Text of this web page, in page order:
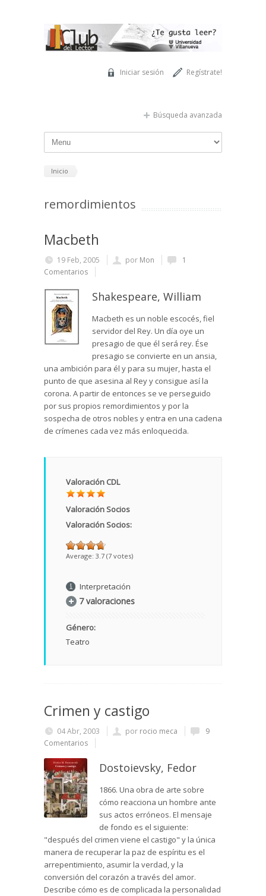
Regístrate!
Iniciar sesión
Búsqueda avanzada
Inicio
remordimientos
Macbeth
19 Feb, 2005 por Mon
1
Comentarios
Shakespeare, William
Macbeth es un noble escocés, fiel
servidor del Rey. Un día oye un
presagio de que él será rey. Ése
presagio se convierte en un ansia,
una ambición para él y para su mujer, hasta el
punto de que asesina al Rey y consigue así la
corona. A partir de entonces se ve perseguido
por sus propios remordimientos y por la
sospecha de otros nobles y entra en una cadena
de crímenes cada vez más enloquecida.
Valoración CDL
Valoración Socios
Valoración Socios:
Average: 3.7 (7 votes)
Interpretación
7 valoraciones
Género:
Teatro
Crimen y castigo
04 Abr, 2003 por rocio meca
9
Comentarios
Dostoievsky, Fedor
1866. Una obra de arte sobre
cómo reacciona un hombre ante
sus actos erróneos. El mensaje
de fondo es el siguiente:
"después del crimen viene el castigo" y la única
manera de recuperar la paz de espíritu es el
arrepentimiento, asumir la verdad, y la
conversión del corazón a través del amor.
Describe cómo es de complicada la personalidad